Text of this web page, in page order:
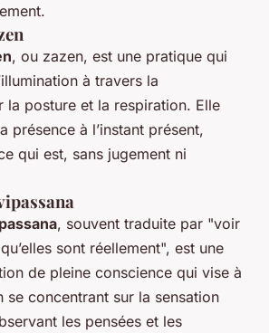
, ou zazen, est une pratique qui
à travers la
la posture et la respiration. Elle
présence à l’instant présent,
qui est, sans jugement ni
, souvent traduite par "voir
sont réellement", est une
de pleine conscience qui vise à
se concentrant sur la sensation
les pensées et les